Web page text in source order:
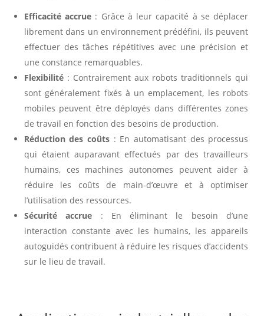
Efficacité accrue : Grâce à leur capacité à se déplacer
librement dans un environnement prédéfini, ils peuvent
effectuer des tâches répétitives avec une précision et
une constance remarquables.
Flexibilité: Contrairement aux robots traditionnels qui
sont généralement fixés à un emplacement, les robots
mobiles peuvent être déployés dans différentes zones
de travail en fonction des besoins de production.
Réduction des coûts : En automatisant des processus
qui étaient auparavant effectués par des travailleurs
humains, ces machines autonomes peuvent aider à
réduire les coûts de main-d’œuvre et à optimiser
l’utilisation des ressources.
Sécurité accrue : En éliminant le besoin d’une
interaction constante avec les humains, les appareils
autoguidés contribuent à réduire les risques d’accidents
sur le lieu de travail.